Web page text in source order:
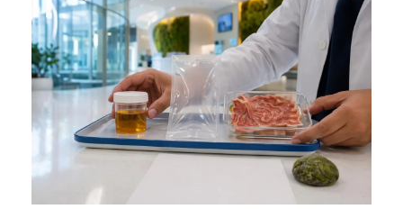
Български
Nederlands
हिन्दी
Bahasa Indonesia
Հայերեն
Íslenska